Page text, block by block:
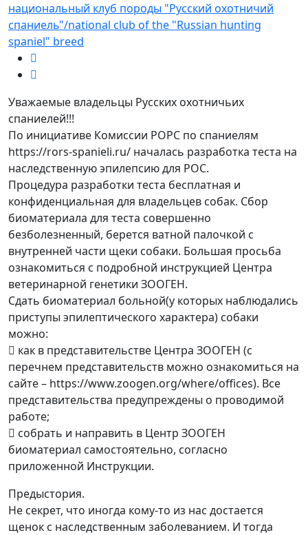
национальный клуб породы "Русский охотничий
спаниель"/national club of the "Russian hunting
spaniel" breed
Уважаемые владельцы Русских охотничьих
спаниелей!!!
По инициативе Комиссии РОРС по спаниелям
https://rors-spanieli.ru/ началась разработка теста на
наследственную эпилепсию для РОС.
Процедура разработки теста бесплатная и
конфиденциальная для владельцев собак. Сбор
биоматериала для теста совершенно
безболезненный, берется ватной палочкой с
внутренней части щеки собаки. Большая просьба
ознакомиться с подробной инструкцией Центра
ветеринарной генетики ЗООГЕН.
Сдать биоматериал больной(у которых наблюдались
приступы эпилептического характера) собаки
можно:
 как в представительстве Центра ЗООГЕН (с
перечнем представительств можно ознакомиться на
сайте – https://www.zoogen.org/where/offices). Все
представительства предупреждены о проводимой
работе;
 собрать и направить в Центр ЗООГЕН
биоматериал самостоятельно, согласно
приложенной Инструкции.
Предыстория.
Не секрет, что иногда кому-то из нас достается
щенок с наследственным заболеванием. И тогда